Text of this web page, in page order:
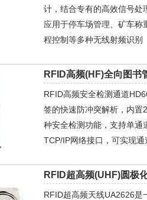
计，结合专有的高效信号处
应用于停车场管理、矿车
程控制等多种无线射频识别
RFID高频(HF)全向图书
RFID高频安全检测通道
签的快速防冲突解析，内置
种安全检测功能，支持单通
TCP/IP网络接口，可实现
RFID超高频(UHF)圆极
RFID超高频天线UA2626是